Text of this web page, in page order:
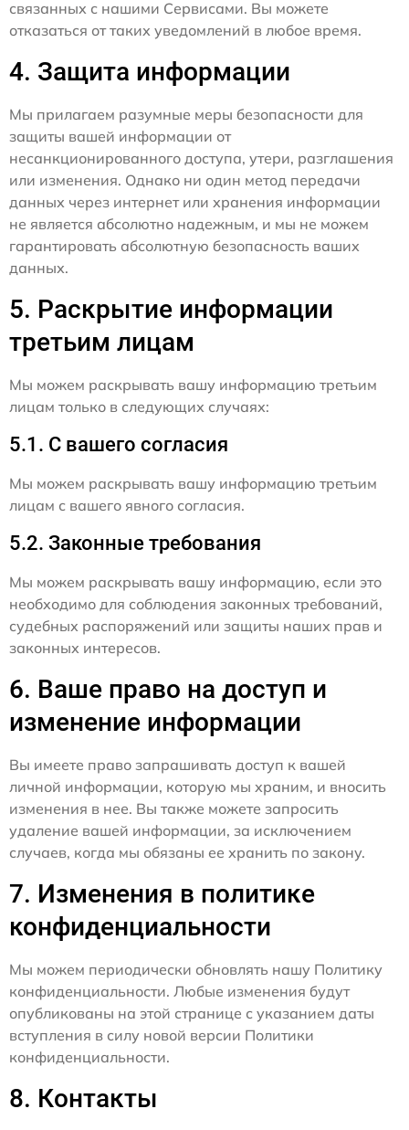
связанных с нашими Сервисами. Вы можете
отказаться от таких уведомлений в любое время.
4. Защита информации
Мы прилагаем разумные меры безопасности для
защиты вашей информации от
несанкционированного доступа, утери, разглашения
или изменения. Однако ни один метод передачи
данных через интернет или хранения информации
не является абсолютно надежным, и мы не можем
гарантировать абсолютную безопасность ваших
данных.
5. Раскрытие информации
третьим лицам
Мы можем раскрывать вашу информацию третьим
лицам только в следующих случаях:
5.1. С вашего согласия
Мы можем раскрывать вашу информацию третьим
лицам с вашего явного согласия.
5.2. Законные требования
Мы можем раскрывать вашу информацию, если это
необходимо для соблюдения законных требований,
судебных распоряжений или защиты наших прав и
законных интересов.
6. Ваше право на доступ и
изменение информации
Вы имеете право запрашивать доступ к вашей
личной информации, которую мы храним, и вносить
изменения в нее. Вы также можете запросить
удаление вашей информации, за исключением
случаев, когда мы обязаны ее хранить по закону.
7. Изменения в политике
конфиденциальности
Мы можем периодически обновлять нашу Политику
конфиденциальности. Любые изменения будут
опубликованы на этой странице с указанием даты
вступления в силу новой версии Политики
конфиденциальности.
8. Контакты